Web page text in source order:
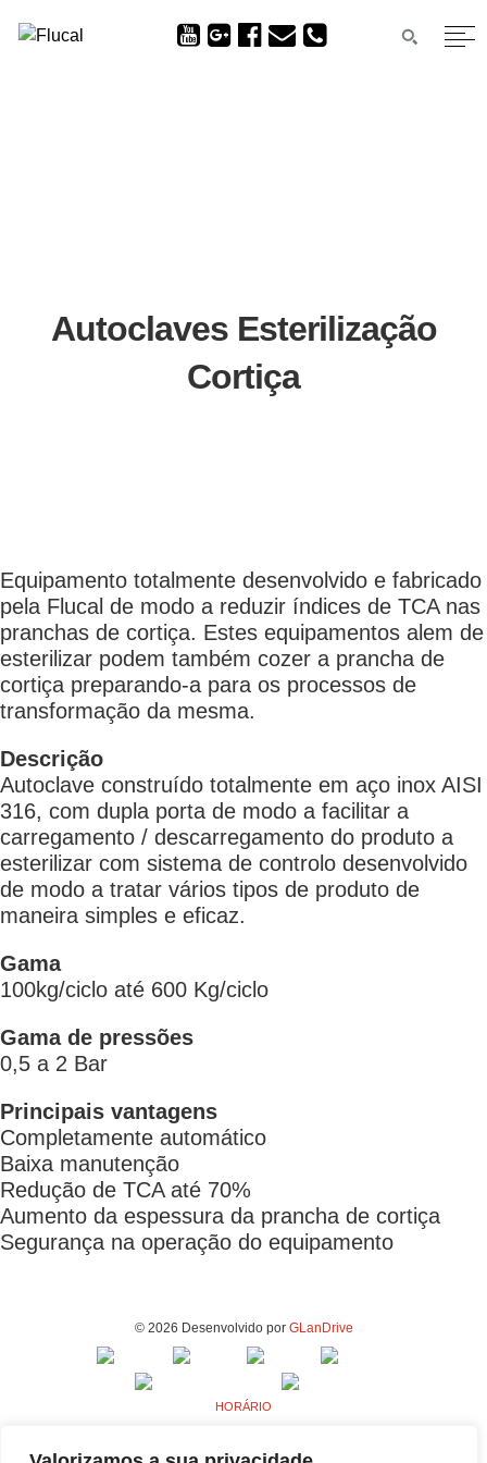
Autoclaves Esterilização
Cortiça
Equipamento totalmente desenvolvido e fabricado
pela Flucal de modo a reduzir índices de TCA nas
pranchas de cortiça. Estes equipamentos alem de
esterilizar podem também cozer a prancha de
cortiça preparando-a para os processos de
transformação da mesma.
Descrição
Autoclave construído totalmente em aço inox AISI
316, com dupla porta de modo a facilitar a
carregamento / descarregamento do produto a
esterilizar com sistema de controlo desenvolvido
de modo a tratar vários tipos de produto de
maneira simples e eficaz.
Gama
100kg/ciclo até 600 Kg/ciclo
Gama de pressões
0,5 a 2 Bar
Principais vantagens
Completamente automático
Baixa manutenção
Redução de TCA até 70%
Aumento da espessura da prancha de cortiça
Segurança na operação do equipamento
© 2026 Desenvolvido por GLanDrive
HORÁRIO
MORADA - FABRICA E ESCRITÓRIOS